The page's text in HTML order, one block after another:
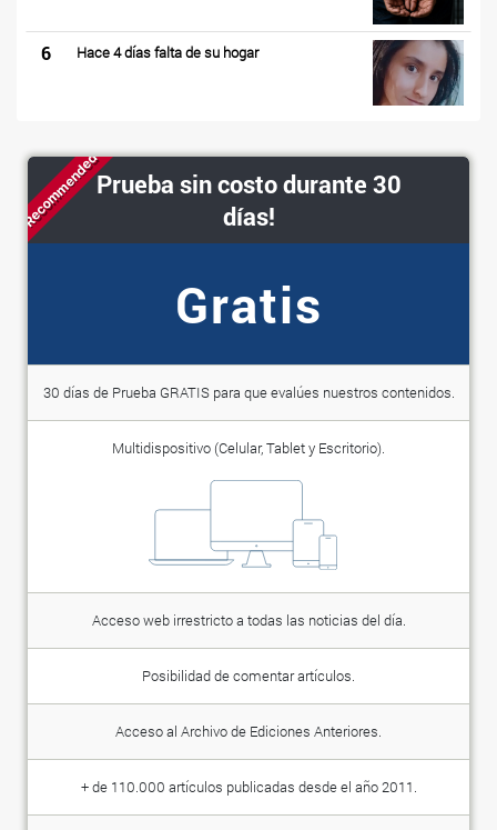
6 Hace 4 días falta de su hogar
RecommendedPrueba sin costo durante 30
días!
Gratis
30 días de Prueba GRATIS para que evalúes nuestros contenidos.
Multidispositivo (Celular, Tablet y Escritorio).
Acceso web irrestricto a todas las noticias del día.
Posibilidad de comentar artículos.
Acceso al Archivo de Ediciones Anteriores.
+ de 110.000 artículos publicadas desde el año 2011.